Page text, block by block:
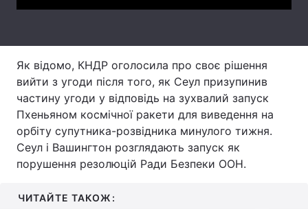
Як відомо, КНДР оголосила про своє рішення
вийти з угоди після того, як Сеул призупинив
частину угоди у відповідь на зухвалий запуск
Пхеньяном космічної ракети для виведення на
орбіту супутника-розвідника минулого тижня.
Сеул і Вашингтон розглядають запуск як
порушення резолюцій Ради Безпеки ООН.
ЧИТАЙТЕ ТАКОЖ: